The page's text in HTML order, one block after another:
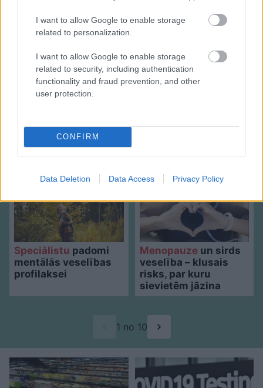
I want to allow Google to enable storage
related to personalization.
I want to allow Google to enable storage
related to security, including authentication
functionality and fraud prevention, and other
user protection.
CONFIRM
Data Deletion Data Access Privacy Policy
Speciālistikonsultē: Rudens vīrusi, klepus
profilakse un ārstēšanas iespējas
Speciālistu padomi
mentālās veselības
profilaksei
Menopauzeun sirds
veselība – klusais
risks, par kuru
sievietēm jāzina
1 no 10